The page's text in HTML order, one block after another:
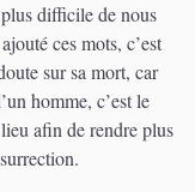
difficile de nous
ces mots, c’est
sur sa mort, car
homme, c’est le
afin de rendre plus